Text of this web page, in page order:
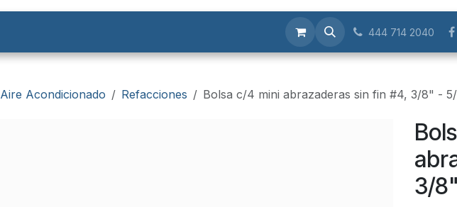
444 714 2040
Aire Acondicionado Refacciones Bolsa c/4 mini abrazaderas sin fin #4, 3/8" -
3/